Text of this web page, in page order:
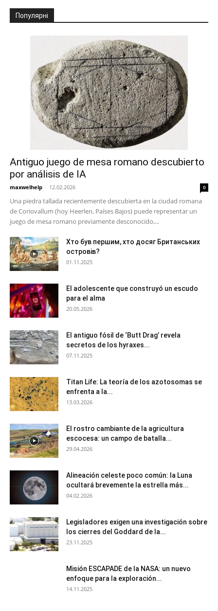
Популярні
Antiguo juego de mesa romano descubierto
por análisis de IA
maxwelhelp - 12.02.2026 0
Una piedra tallada recientemente descubierta en la ciudad romana
de Coriovallum (hoy Heerlen, Países Bajos) puede representar un
juego de mesa romano previamente desconocido,...
Хто був першим, хто досяг Британських
островів?
01.11.2025
El adolescente que construyó un escudo
para el alma
20.05.2026
El antiguo fósil de ‘Butt Drag’ revela
secretos de los hyraxes...
07.11.2025
Titan Life: La teoría de los azotosomas se
enfrenta a la...
13.03.2026
El rostro cambiante de la agricultura
escocesa: un campo de batalla...
29.04.2026
Alineación celeste poco común: la Luna
ocultará brevemente la estrella más...
04.02.2026
Legisladores exigen una investigación sobre
los cierres del Goddard de la...
23.11.2025
Misión ESCAPADE de la NASA: un nuevo
enfoque para la exploración...
14.11.2025